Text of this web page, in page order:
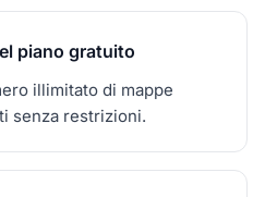
piano gratuito
illimitato di mappe
senza restrizioni.